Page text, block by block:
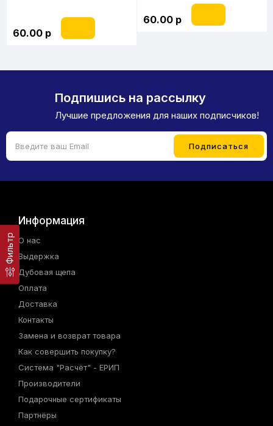
Фильтр
60.00 р
60.00 р
Подпишись на рассылку
Лучшие предложения для наших подписчиков!
Информация
О нас
Выдержка
Дубовая щепа
Оплата
Доставка
Контакты
Замена и возврат товара
Как совершить покупку?
Система "Расчёт" - ЕРИП
Производители
Подарочные сертификаты
Партнёры